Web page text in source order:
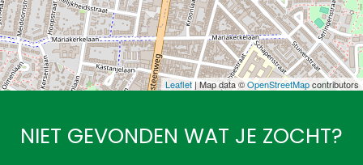
Leaflet | Map data ©OpenStreetMapcontributors
NIET GEVONDEN WAT JE ZOCHT?